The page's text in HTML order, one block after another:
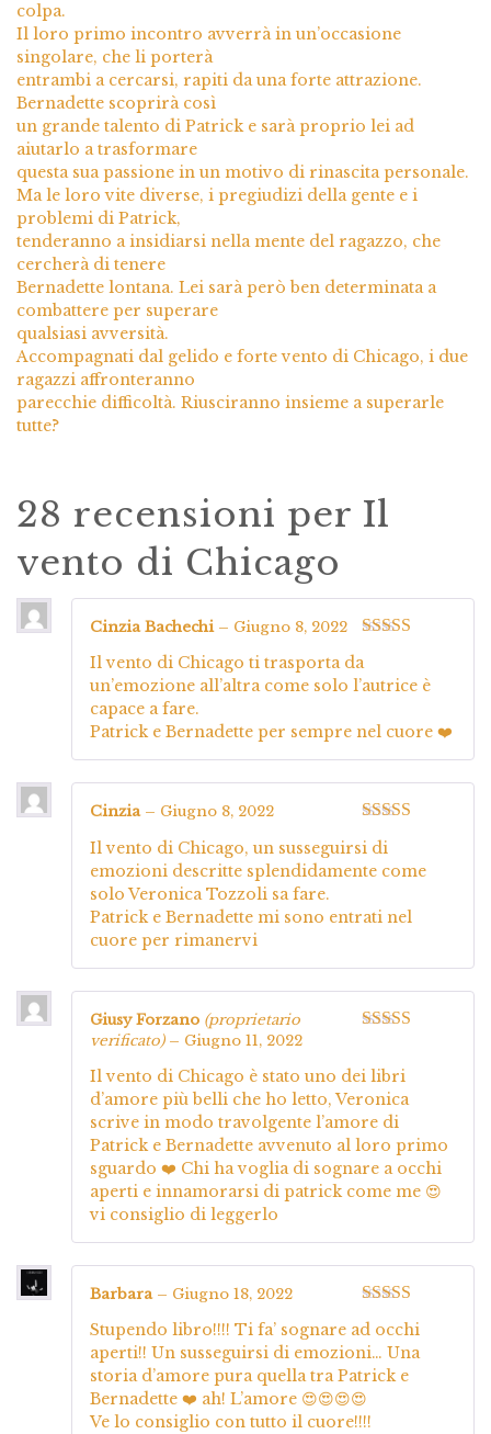
colpa.
Il loro primo incontro avverrà in un’occasione
singolare, che li porterà
entrambi a cercarsi, rapiti da una forte attrazione.
Bernadette scoprirà così
un grande talento di Patrick e sarà proprio lei ad
aiutarlo a trasformare
questa sua passione in un motivo di rinascita personale.
Ma le loro vite diverse, i pregiudizi della gente e i
problemi di Patrick,
tenderanno a insidiarsi nella mente del ragazzo, che
cercherà di tenere
Bernadette lontana. Lei sarà però ben determinata a
combattere per superare
qualsiasi avversità.
Accompagnati dal gelido e forte vento di Chicago, i due
ragazzi affronteranno
parecchie difficoltà. Riusciranno insieme a superarle
tutte?
28 recensioni per Il
vento di Chicago
Cinzia Bachechi – Giugno 8, 2022
Il vento di Chicago ti trasporta da
un’emozione all’altra come solo l’autrice è
capace a fare.
Patrick e Bernadette per sempre nel cuore ❤️
Valutato
Cinzia – Giugno 8, 2022
Il vento di Chicago, un susseguirsi di
emozioni descritte splendidamente come
solo Veronica Tozzoli sa fare.
Patrick e Bernadette mi sono entrati nel
cuore per rimanervi
Giusy Forzano (proprietario
verificato) – Giugno 11, 2022
Il vento di Chicago è stato uno dei libri
d’amore più belli che ho letto, Veronica
scrive in modo travolgente l’amore di
Patrick e Bernadette avvenuto al loro primo
sguardo ❤️ Chi ha voglia di sognare a occhi
aperti e innamorarsi di patrick come me 😍
vi consiglio di leggerlo
Valutato
5
Barbara – Giugno 18, 2022
Stupendo libro!!!! Ti fa’ sognare ad occhi
aperti!! Un susseguirsi di emozioni… Una
storia d’amore pura quella tra Patrick e
Bernadette ❤️ ah! L’amore 😍😍😍😍
Ve lo consiglio con tutto il cuore!!!!